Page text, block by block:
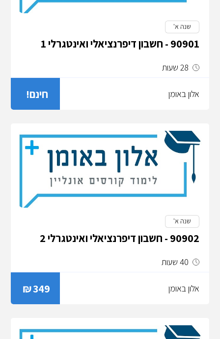
שנה א'
90901 - חשבון דיפרנציאלי ואינטגרלי 1
28 שעות
אלון באומן חינם!
שנה א'
90902 - חשבון דיפרנציאלי ואינטגרלי 2
40 שעות
אלון באומן 349